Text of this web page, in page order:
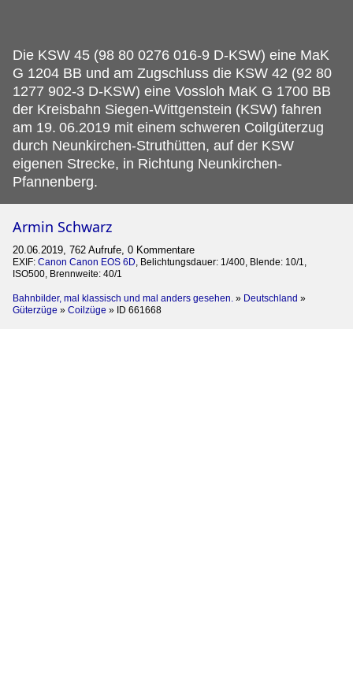
Die KSW 45 (98 80 0276 016-9 D-KSW) eine MaK
G 1204 BB und am Zugschluss die KSW 42 (92 80
1277 902-3 D-KSW) eine Vossloh MaK G 1700 BB
der Kreisbahn Siegen-Wittgenstein (KSW) fahren
am 19. 06.2019 mit einem schweren Coilgüterzug
durch Neunkirchen-Struthütten, auf der KSW
eigenen Strecke, in Richtung Neunkirchen-
Pfannenberg.
Armin Schwarz
20.06.2019, 762 Aufrufe, 0 Kommentare
EXIF: Canon Canon EOS 6D, Belichtungsdauer: 1/400, Blende: 10/1,
ISO500, Brennweite: 40/1
Bahnbilder, mal klassisch und mal anders gesehen. » Deutschland »
Güterzüge » Coilzüge » ID 661668